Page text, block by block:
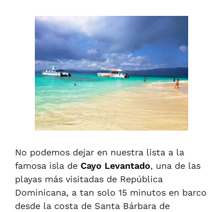
No podemos dejar en nuestra lista a la
famosa isla de Cayo Levantado, una de las
playas más visitadas de República
Dominicana, a tan solo 15 minutos en barco
desde la costa de Santa Bárbara de